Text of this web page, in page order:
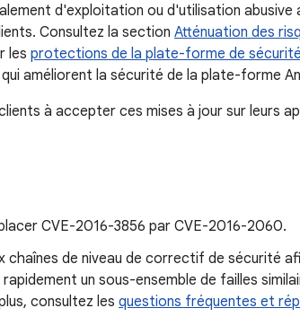
d'exploitation ou d'utilisation
Consultez la section Atténuation des
les protections de la plate-forme de
améliorent la sécurité de la plate-forme
à accepter ces mises à jour sur leurs
CVE-2016-3856 par CVE-2016-2060.
chaînes de niveau de correctif de sécurité
un sous-ensemble de failles
consultez les questions fréquentes et